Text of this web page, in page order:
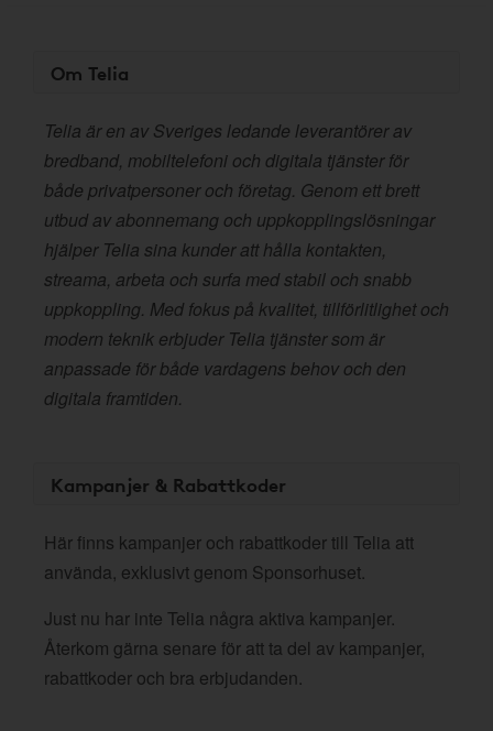
Om Telia
Telia är en av Sveriges ledande leverantörer av
bredband, mobiltelefoni och digitala tjänster för
både privatpersoner och företag. Genom ett brett
utbud av abonnemang och uppkopplingslösningar
hjälper Telia sina kunder att hålla kontakten,
streama, arbeta och surfa med stabil och snabb
uppkoppling. Med fokus på kvalitet, tillförlitlighet och
modern teknik erbjuder Telia tjänster som är
anpassade för både vardagens behov och den
digitala framtiden.
Kampanjer & Rabattkoder
Här finns kampanjer och rabattkoder till Telia att
använda, exklusivt genom Sponsorhuset.
Just nu har inte Telia några aktiva kampanjer.
Återkom gärna senare för att ta del av kampanjer,
rabattkoder och bra erbjudanden.